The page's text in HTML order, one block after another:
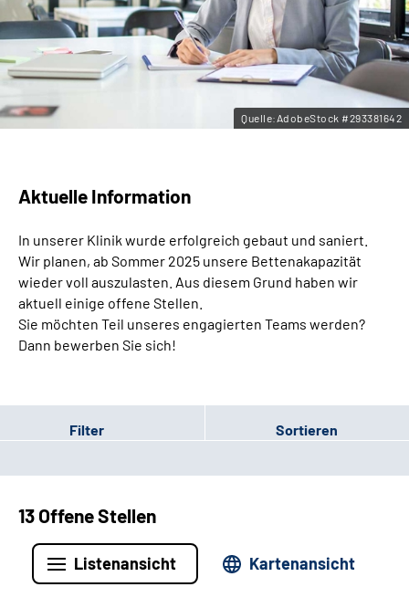
Gebärdensprache
Quelle:AdobeStock #293381642
Aktuelle Information
In unserer Klinik wurde erfolgreich gebaut und saniert.
Wir planen, ab Sommer 2025 unsere Bettenakapazität
wieder voll auszulasten. Aus diesem Grund haben wir
aktuell einige offene Stellen.
Sie möchten Teil unseres engagierten Teams werden?
Dann bewerben Sie sich!
Filter Sortieren
13 Offene Stellen
Listenansicht Kartenansicht